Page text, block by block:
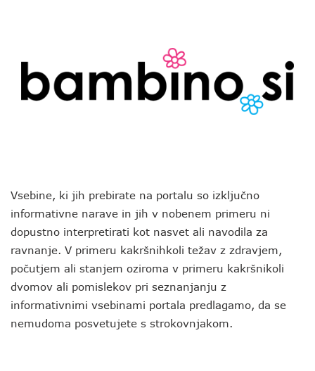
Vsebine, ki jih prebirate na portalu so izključno
informativne narave in jih v nobenem primeru ni
dopustno interpretirati kot nasvet ali navodila za
ravnanje. V primeru kakršnihkoli težav z zdravjem,
počutjem ali stanjem oziroma v primeru kakršnikoli
dvomov ali pomislekov pri seznanjanju z
informativnimi vsebinami portala predlagamo, da se
nemudoma posvetujete s strokovnjakom.